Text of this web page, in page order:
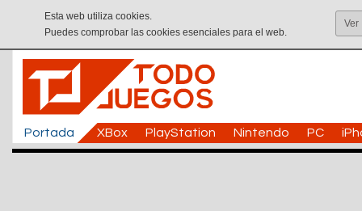
Esta web utiliza cookies.
Puedes comprobar las cookies esenciales para el web.
Ver
Portada XBox PlayStation Nintendo PC